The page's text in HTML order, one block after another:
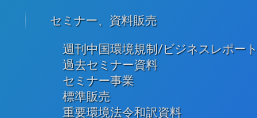
セミナー、資料販売
週刊中国環境規制/ビジネスレポート
過去セミナー資料
セミナー事業
標準販売
重要環境法令和訳資料